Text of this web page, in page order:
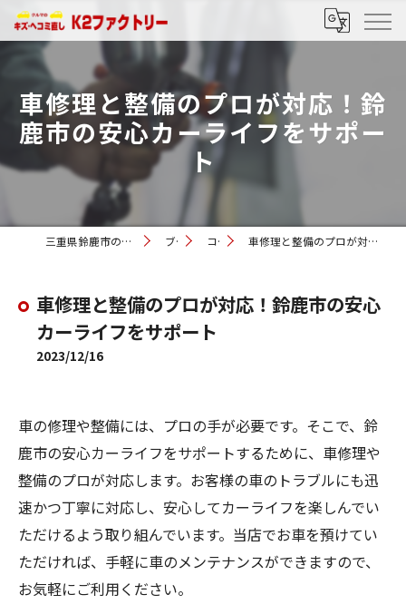
車修理と整備のプロが対応！鈴
鹿市の安心カーライフをサポー
ト
三重県鈴鹿市の車修理ならK2ファクトリー ブログ コラム 車修理と整備のプロが対応！鈴鹿市の安心カーライフをサポート
車修理と整備のプロが対応！鈴鹿市の安心
カーライフをサポート
2023/12/16
車の修理や整備には、プロの手が必要です。そこで、鈴
鹿市の安心カーライフをサポートするために、車修理や
整備のプロが対応します。お客様の車のトラブルにも迅
速かつ丁寧に対応し、安心してカーライフを楽しんでい
ただけるよう取り組んでいます。当店でお車を預けてい
ただければ、手軽に車のメンテナンスができますので、
お気軽にご利用ください。